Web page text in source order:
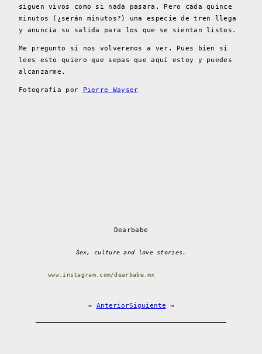
siguen vivos como si nada pasara. Pero cada quince
minutos (¿serán minutos?) una especie de tren llega
y anuncia su salida para los que se sientan listos.
Me pregunto si nos volveremos a ver. Pues bien si
lees esto quiero que sepas que aquí estoy y puedes
alcanzarme.
Fotografía por Pierre Wayser
Dearbabe
Sex, culture and love stories.
www.instagram.com/dearbabe.mx
← AnteriorSiguiente →